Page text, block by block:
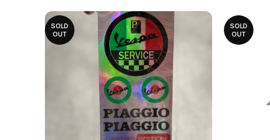
SOLD
OUT
SOLD
OUT